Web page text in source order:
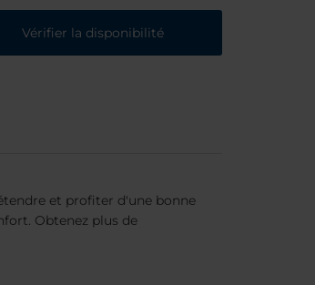
Vérifier la disponibilité
et profiter d'une bonne
Obtenez plus de